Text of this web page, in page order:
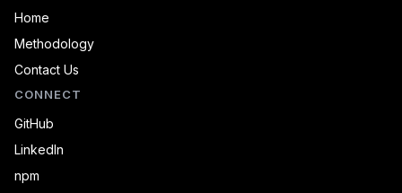
Home
Methodology
Contact Us
CONNECT
GitHub
LinkedIn
npm